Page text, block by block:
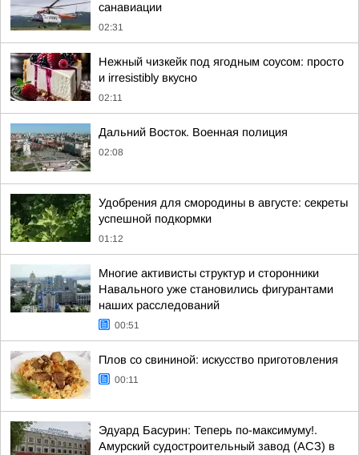
санавиации
02:31
Нежный чизкейк под ягодным соусом: просто
и irresistibly вкусно
02:11
Дальний Восток. Военная полиция
02:08
Удобрения для смородины в августе: секреты
успешной подкормки
01:12
Многие активисты структур и сторонники
Навального уже становились фигурантами
наших расследований
00:51
Плов со свининой: искусство приготовления
00:11
Эдуард Басурин: Теперь по-максимуму!.
Амурский судостроительный завод (АСЗ) в